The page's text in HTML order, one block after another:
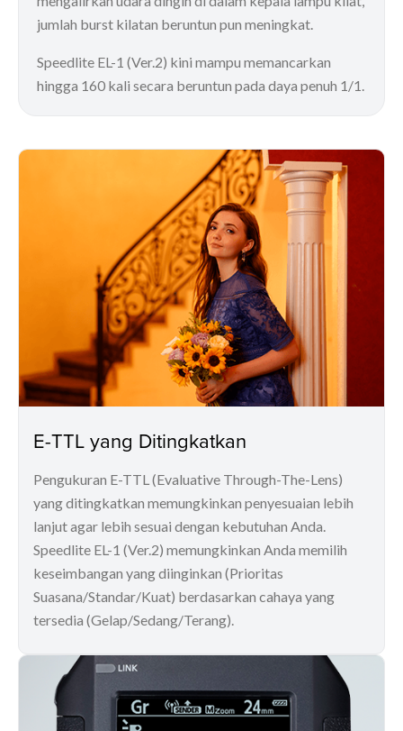
jumlah burst kilatan beruntun pun meningkat.
Speedlite EL-1 (Ver.2) kini mampu memancarkan
hingga 160 kali secara beruntun pada daya penuh 1/1.
E-TTL yang Ditingkatkan
Pengukuran E-TTL (Evaluative Through-The-Lens)
yang ditingkatkan memungkinkan penyesuaian lebih
lanjut agar lebih sesuai dengan kebutuhan Anda.
Speedlite EL-1 (Ver.2) memungkinkan Anda memilih
keseimbangan yang diinginkan (Prioritas
Suasana/Standar/Kuat) berdasarkan cahaya yang
tersedia (Gelap/Sedang/Terang).